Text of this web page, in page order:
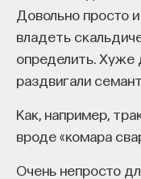
Довольно просто
владеть
определить. Хуже
раздвигали
Как, например,
вроде «комара
Очень непросто